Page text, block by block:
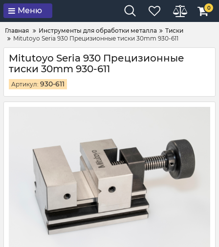
Меню 0
Главная Инструменты для обработки металла
Тиски
Mitutoyo Seria 930 Прецизионные тиски 30mm 930-611
Mitutoyo Seria 930 Прецизионные
тиски 30mm 930-611
Артикул: 930-611